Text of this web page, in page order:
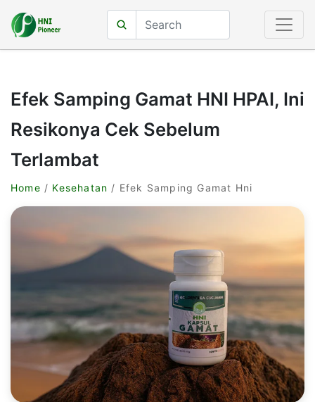
Efek Samping Gamat HNI HPAI, Ini
Resikonya Cek Sebelum
Terlambat
Home / Kesehatan / Efek Samping Gamat Hni